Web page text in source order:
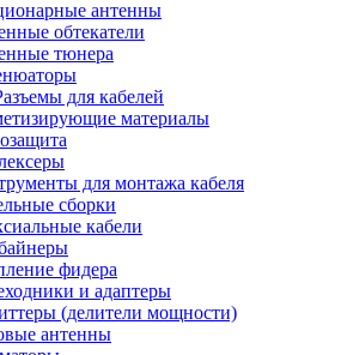
антенны
обтекатели
тюнера
для кабелей
материалы
для монтажа кабеля
сборки
кабели
фидера
и адаптеры
(делители мощности)
антенны